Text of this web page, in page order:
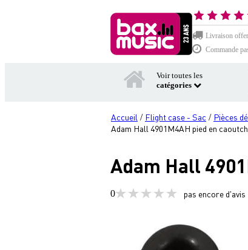
Livraison
Commande
Voir toutes les
catégories
Accueil / Flight case - Sac / Pièces
Adam Hall 4901M4AH pied en
Adam Hall
0 pas encore d'avis